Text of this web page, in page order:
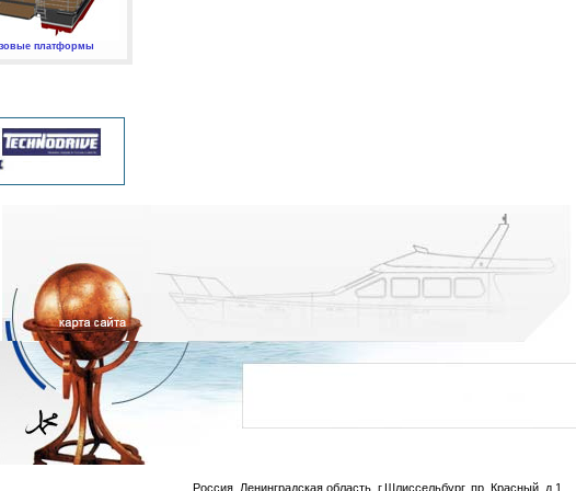
платформы
Россия, Ленинградская область, г.Шлиссельбург, пр. Красный, д.1